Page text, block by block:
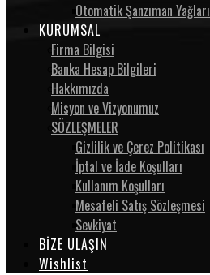
Otomatik Şanzıman Yağları
KURUMSAL
Firma Bilgisi
Banka Hesap Bilgileri
Hakkımızda
Misyon ve Vizyonumuz
SÖZLEŞMELER
Gizlilik ve Çerez Politikası
İptal ve İade Koşulları
Kullanım Koşulları
Mesafeli Satış Sözleşmesi
Sevkiyat
BİZE ULAŞIN
Wishlist